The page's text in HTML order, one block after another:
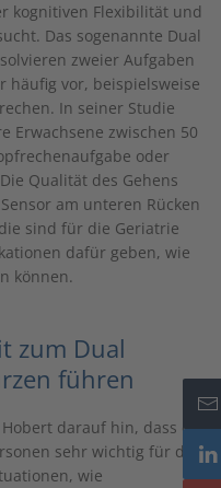
kognitiven Flexibilität und
Das sogenannte Dual
zweier Aufgaben
häufig vor, beispielsweise
In seiner Studie
Erwachsene zwischen 50
oder
Qualität des Gehens
am unteren Rücken
sind für die Geriatrie
dafür geben, wie
können.
zum Dual
führen
darauf hin, dass die
sehr wichtig für das
wie